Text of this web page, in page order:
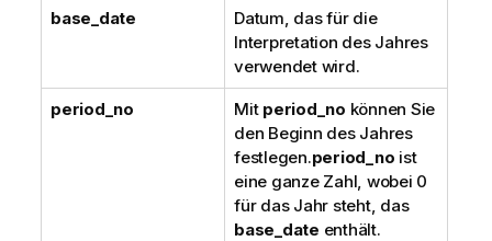
base_date
Datum, das für die
Interpretation des Jahres
verwendet wird.
period_no Mit period_no können Sie
den Beginn des Jahres
festlegen.period_no ist
eine ganze Zahl, wobei 0
für das Jahr steht, das
base_date enthält.